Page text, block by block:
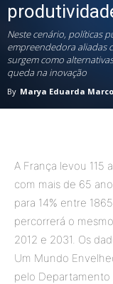
Neste cenário, políticas
empreendedora aliadas
surgem como
queda na inovação
By Marya Eduarda
A França levou 115
com mais de 65
para 14% entre
percorrerá o
2012 e 2031. Os
Um Mundo
pelo Departamento